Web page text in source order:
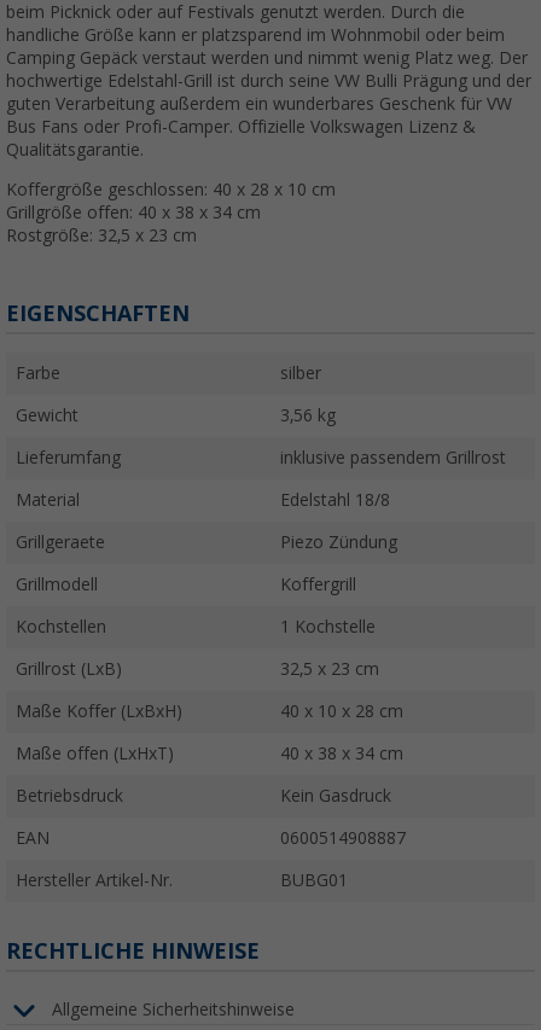
beim Picknick oder auf Festivals genutzt werden. Durch die
handliche Größe kann er platzsparend im Wohnmobil oder beim
Camping Gepäck verstaut werden und nimmt wenig Platz weg. Der
hochwertige Edelstahl-Grill ist durch seine VW Bulli Prägung und der
guten Verarbeitung außerdem ein wunderbares Geschenk für VW
Bus Fans oder Profi-Camper. Offizielle Volkswagen Lizenz &
Qualitätsgarantie.
Koffergröße geschlossen: 40 x 28 x 10 cm
Grillgröße offen: 40 x 38 x 34 cm
Rostgröße: 32,5 x 23 cm
EIGENSCHAFTEN
Farbe silber
Gewicht 3,56 kg
Lieferumfang inklusive passendem Grillrost
Material Edelstahl 18/8
Grillgeraete Piezo Zündung
Grillmodell Koffergrill
Kochstellen 1 Kochstelle
Grillrost (LxB) 32,5 x 23 cm
Maße Koffer (LxBxH) 40 x 10 x 28 cm
Maße offen (LxHxT) 40 x 38 x 34 cm
Betriebsdruck Kein Gasdruck
EAN 0600514908887
Hersteller Artikel-Nr. BUBG01
RECHTLICHE HINWEISE
Allgemeine Sicherheitshinweise